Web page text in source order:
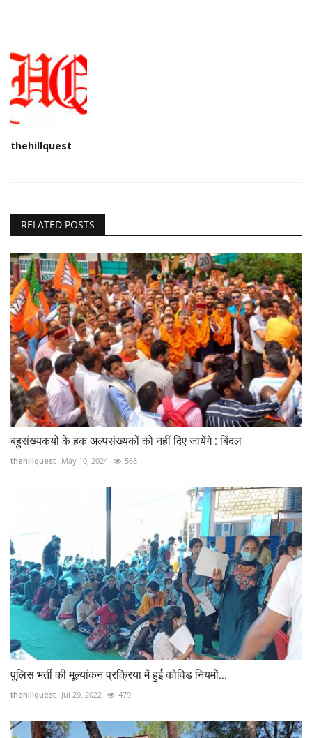
thehillquest
RELATED POSTS
बहुसंख्यकयों के हक अल्पसंख्यकों को नहीं दिए जायेंगे : बिंदल
thehillquest May 10, 2024 568
पुलिस भर्ती की मूल्यांकन प्रक्रिया में हुई कोविड नियमों...
thehillquest Jul 29, 2022 479